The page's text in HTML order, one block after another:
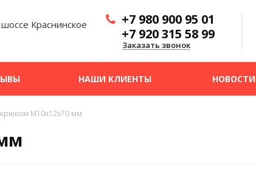
Краснинское
+7 980 900 95 01
+7 920 315 58 99
Заказать звонок
НАШИ КЛИЕНТЫ НОВОСТИ
М10х12х70 мм